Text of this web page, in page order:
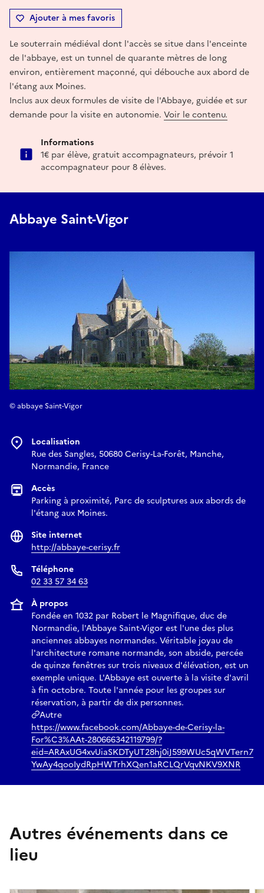
Ajouter à mes favoris
Le souterrain médiéval dont l'accès se situe dans l'enceinte
de l'abbaye, est un tunnel de quarante mètres de long
environ, entièrement maçonné, qui débouche aux abord de
l'étang aux Moines.
Inclus aux deux formules de visite de l'Abbaye, guidée et sur
demande pour la visite en autonomie. Voir le contenu.
Informations
1€ par élève, gratuit accompagnateurs, prévoir 1
accompagnateur pour 8 élèves.
Abbaye Saint-Vigor
© abbaye Saint-Vigor
Localisation
Rue des Sangles, 50680 Cerisy-La-Forêt, Manche,
Normandie, France
Accès
Parking à proximité, Parc de sculptures aux abords de
l'étang aux Moines.
Site internet
http://abbaye-cerisy.fr
Téléphone
02 33 57 34 63
À propos
Fondée en 1032 par Robert le Magnifique, duc de
Normandie, l'Abbaye Saint-Vigor est l'une des plus
anciennes abbayes normandes. Véritable joyau de
l'architecture romane normande, son abside, percée
de quinze fenêtres sur trois niveaux d'élévation, est un
exemple unique. L'Abbaye est ouverte à la visite d'avril
à fin octobre. Toute l'année pour les groupes sur
réservation, à partir de dix personnes.
Autre
https://www.facebook.com/Abbaye-de-Cerisy-la-
For%C3%AAt-280666342119799/?
eid=ARAxUG4xvUiaSKDTyUT28hj0iJ599WUc5qWVTern7
YwAy4qooIydRpHWTrhXQen1aRCLQrVqvNKV9XNR
Autres événements dans ce
lieu